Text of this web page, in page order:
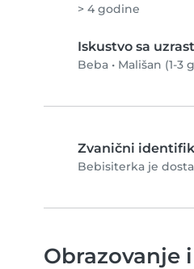
> 4 godine
Iskustvo sa
Beba • Mališan (1-3
Zvanični
Bebisiterka je
Obrazovanje